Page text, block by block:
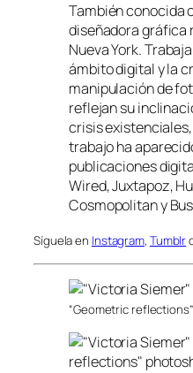
También conocida
diseñadora gráfica
Nueva York.
ámbito digital y la
manipulación de
reflejan su
crisis
trabajo ha
publicaciones
Wired, Juxtapoz,
Cosmopolitan y
Síguela en Instagram, Tumblr
“Geometric